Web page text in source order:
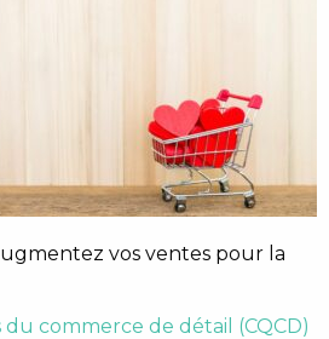
vos ventes pour la
commerce de détail (CQCD)